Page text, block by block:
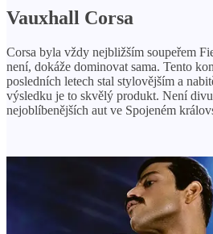
Vauxhall Corsa
Corsa byla vždy nejbližším soupeřem
není, dokáže dominovat sama. Tento
posledních letech stal stylovějším a
výsledku je to skvělý produkt. Není
nejoblíbenějších aut ve Spojeném